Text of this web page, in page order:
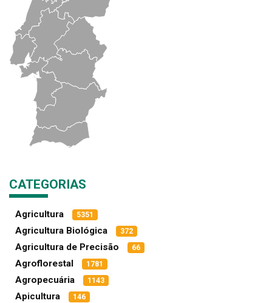
CATEGORIAS
Agricultura 5351
Agricultura Biológica 372
Agricultura de Precisão 66
Agroflorestal 1781
Agropecuária 1143
Apicultura 146